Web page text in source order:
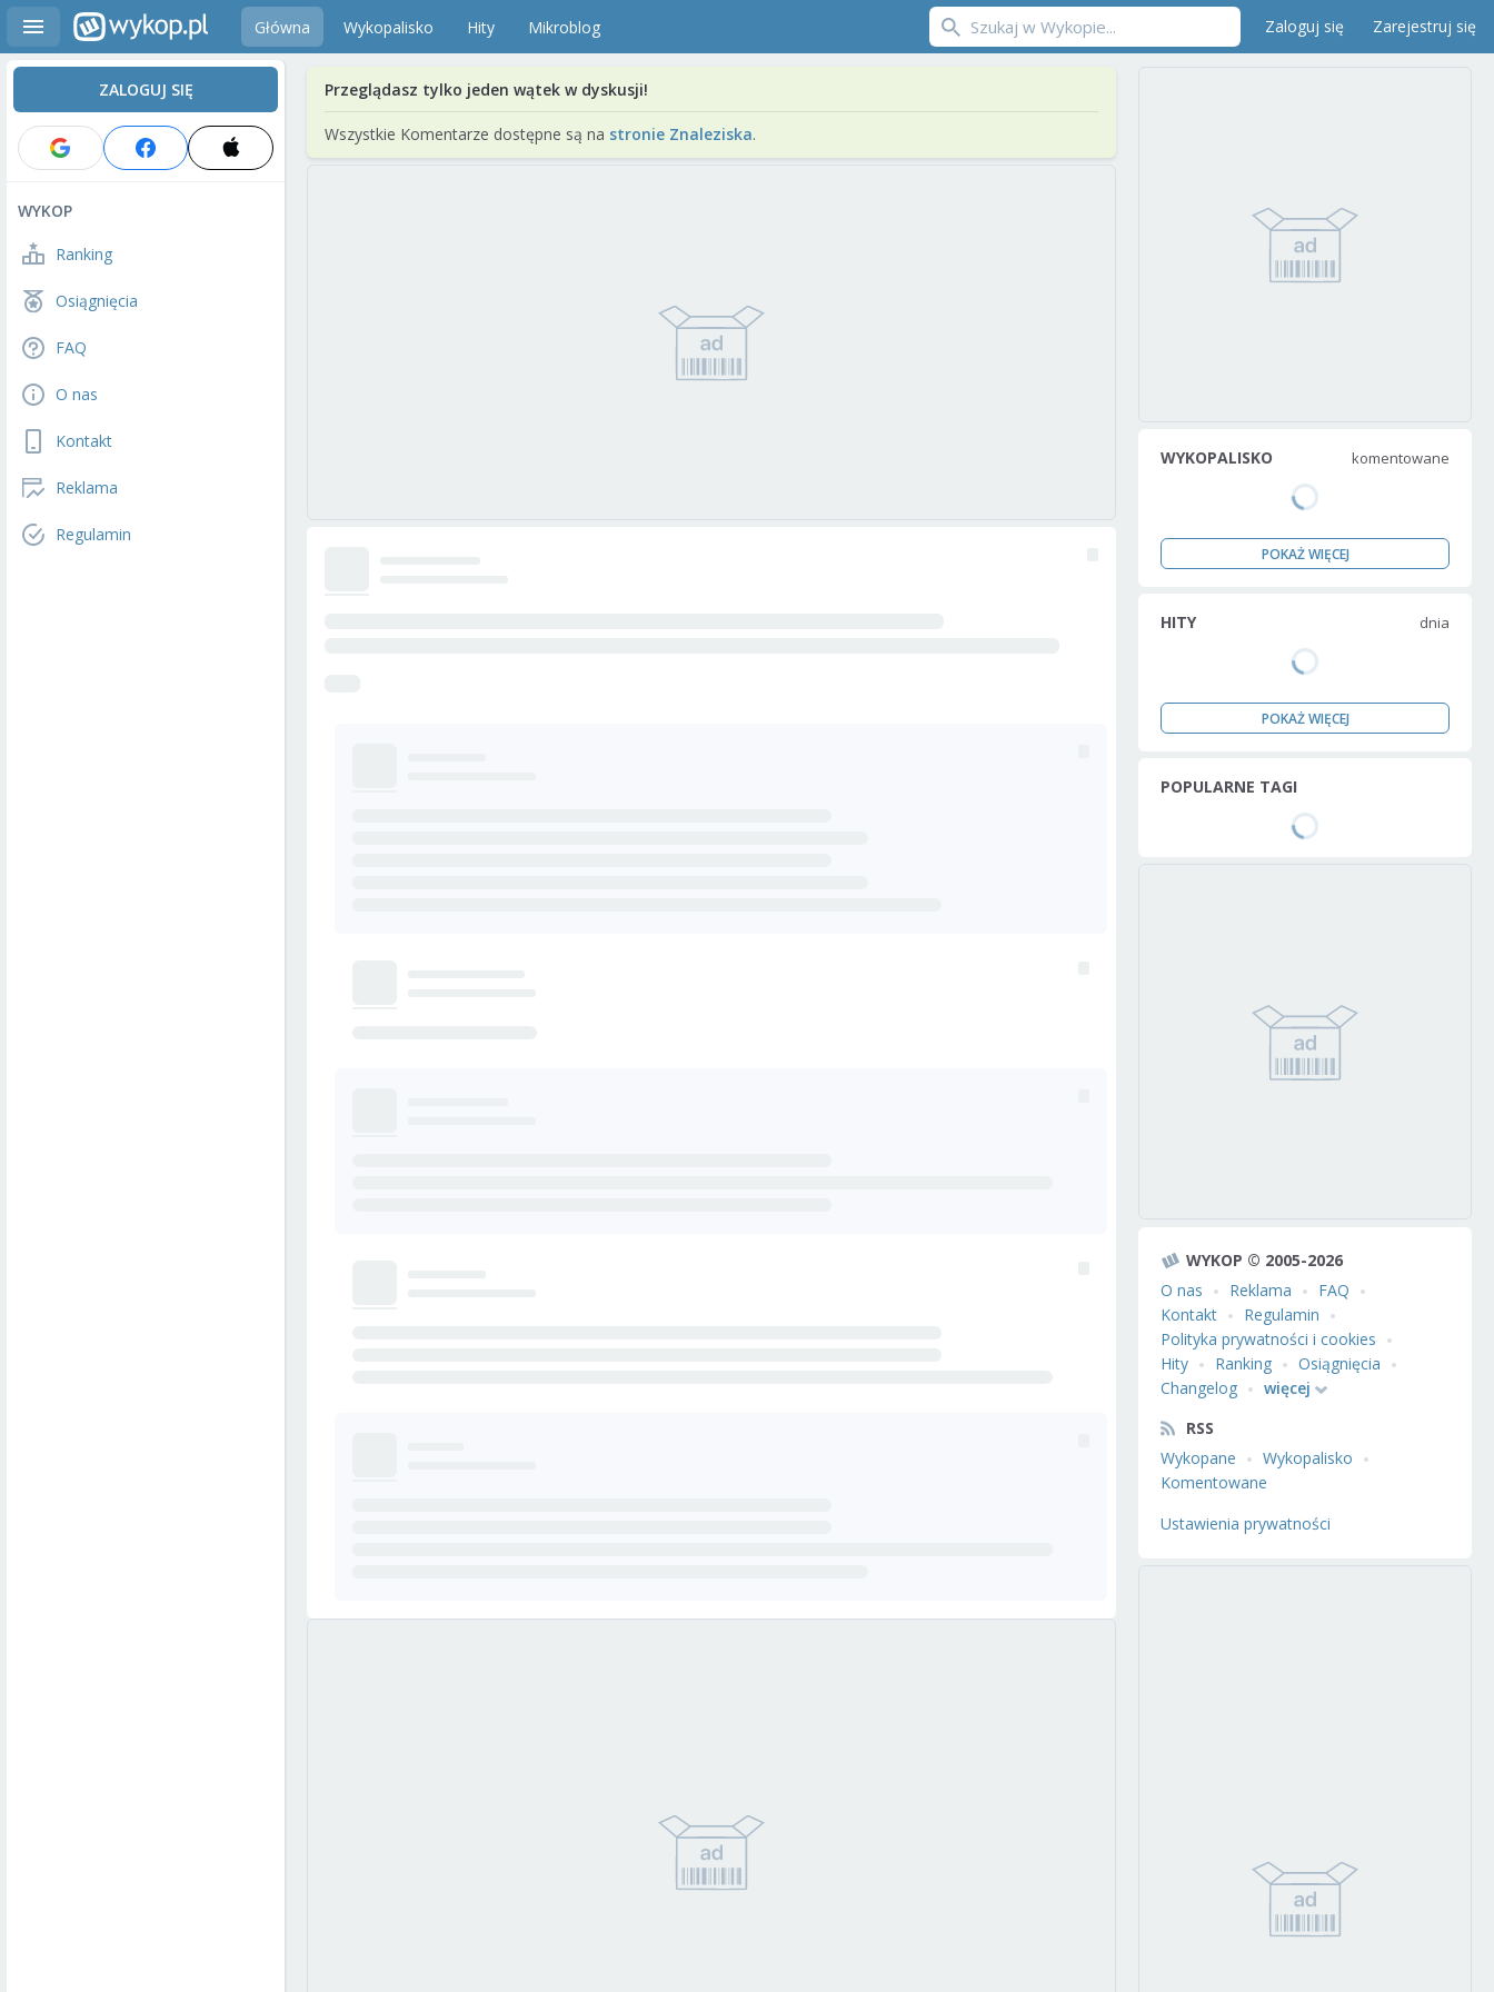
Główna Wykopalisko Hity Mikroblog Zaloguj się Zarejestruj się
ZALOGUJ SIĘ
WYKOP
Ranking
Osiągnięcia
FAQ
O nas
Kontakt
Reklama
Regulamin
Przeglądasz tylko jeden wątek w dyskusji!
Wszystkie Komentarze dostępne są na stronie Znaleziska.
WYKOPALISKO komentowane
POKAŻ WIĘCEJ
HITY dnia
POKAŻ WIĘCEJ
POPULARNE TAGI
WYKOP © 2005-2026
O nas
Reklama
FAQ
Kontakt
Regulamin
Polityka prywatności i cookies
Hity
Ranking
Osiągnięcia
Changelog
więcej
RSS
Wykopane
Wykopalisko
Komentowane
Ustawienia prywatności